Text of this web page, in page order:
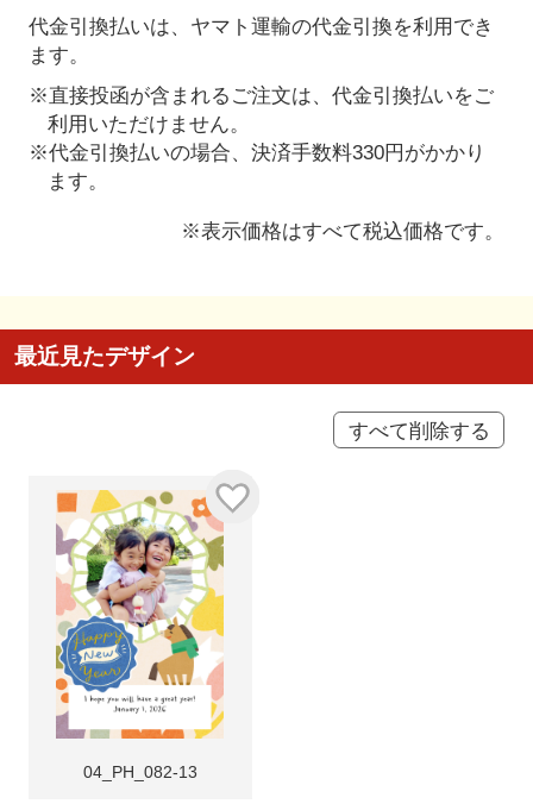
代金引換払いは、ヤマト運輸の代金引換を利用でき
ます。
※直接投函が含まれるご注文は、代金引換払いをご
利用いただけません。
※代金引換払いの場合、決済手数料330円がかかり
ます。
※表示価格はすべて税込価格です。
最近見たデザイン
すべて削除する
04_PH_082-13